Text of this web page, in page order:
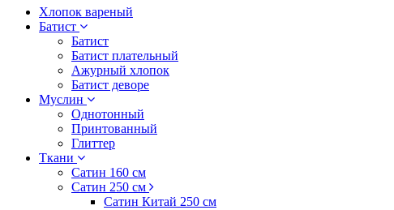
Хлопок вареный
Батист
Батист
Батист плательный
Ажурный хлопок
Батист деворе
Муслин
Однотонный
Принтованный
Глиттер
Ткани
Сатин 160 см
Сатин 250 см
Сатин Китай 250 см